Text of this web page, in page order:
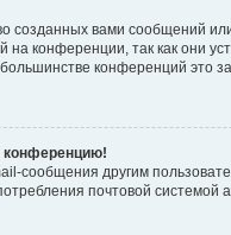
вами сообщений
конференции, так как они
конференций это
конференцию!
сообщения другим
почтовой системой